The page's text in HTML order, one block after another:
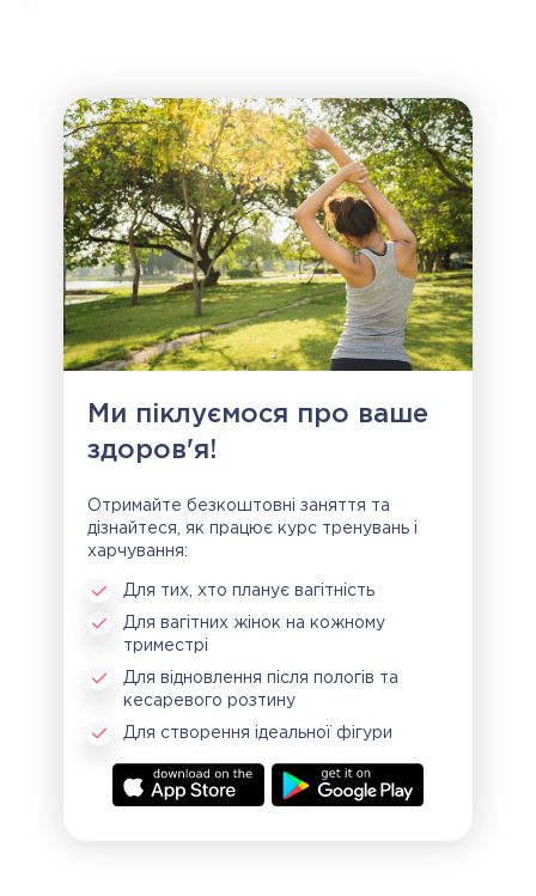
Ми піклуємося про ваше
здоров'я!
Отримайте безкоштовні заняття та
дізнайтеся, як працює курс тренувань і
харчування:
Для тих, хто планує вагітність
Для вагітних жінок на кожному
триместрі
Для відновлення після пологів та
кесаревого розтину
Для створення ідеальної фігури